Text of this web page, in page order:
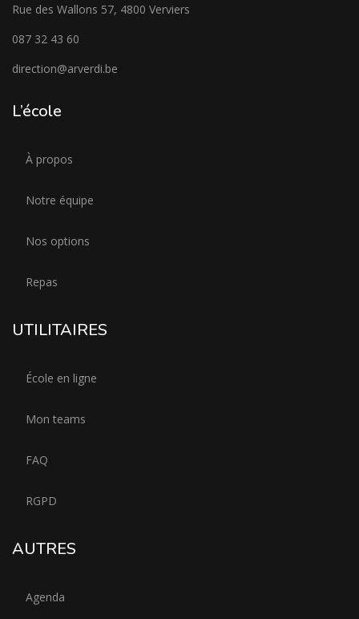
Rue des Wallons 57, 4800 Verviers
087 32 43 60
direction@arverdi.be
L’école
À propos
Notre équipe
Nos options
Repas
UTILITAIRES
École en ligne
Mon teams
FAQ
RGPD
AUTRES
Agenda